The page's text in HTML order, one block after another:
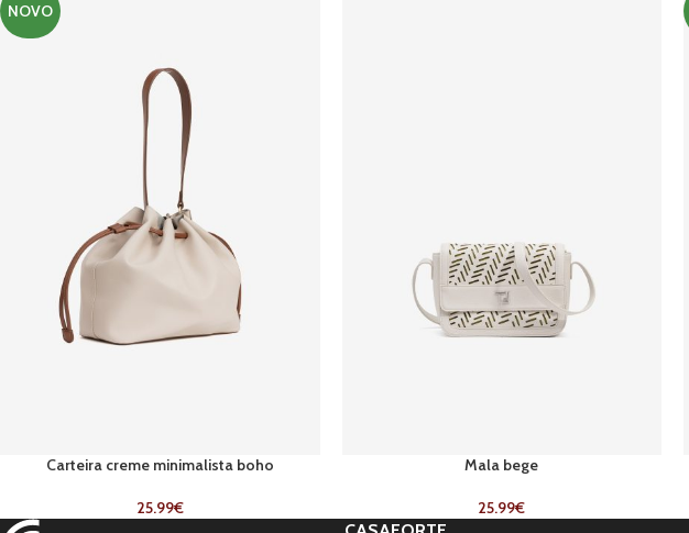
NOVO
Carteira creme minimalista boho
25.99€
Mala bege
25.99€